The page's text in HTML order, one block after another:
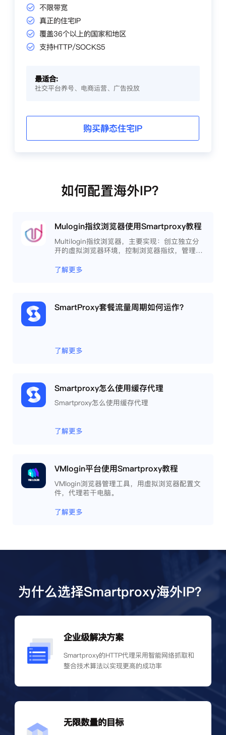
不限带宽
真正的住宅IP
覆盖36个以上的国家和地区
支持HTTP/SOCKS5
最适合:
社交平台养号、电商运营、广告投放
购买静态住宅IP
如何配置海外IP？
Mulogin指纹浏览器使用Smartproxy教程
Multilogin指纹浏览器，主要实现：创立独立分
开的虚拟浏览器环境，控制浏览器指纹，管理多
程，开发网络自动化等。
了解更多
SmartProxy套餐流量周期如何运作？
了解更多
Smartproxy怎么使用缓存代理
Smartproxy怎么使用缓存代理
了解更多
VMlogin平台使用Smartproxy教程
VMlogin浏览器管理工具，用虚拟浏览器配置文
件，代理若干电脑。
了解更多
为什么选择Smartproxy海外IP？
企业级解决方案
Smartproxy的HTTP代理采用智能网络抓取和
整合技术算法以实现更高的成功率
无限数量的目标